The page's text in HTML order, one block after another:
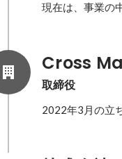
現在は、事業の
Cross
取締役
2022年3月の立